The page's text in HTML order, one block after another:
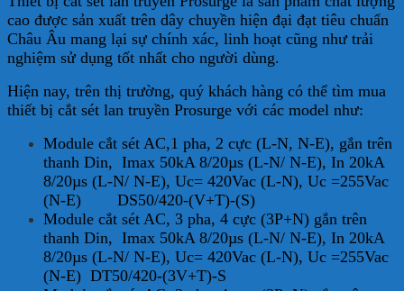
cao được sản xuất trên dây chuyền hiện đại đạt tiêu chuẩn
Châu Âu mang lại sự chính xác, linh hoạt cũng như trải
nghiệm sử dụng tốt nhất cho người dùng.
Hiện nay, trên thị trường, quý khách hàng có thể tìm mua
thiết bị cắt sét lan truyền Prosurge với các model như:
Module cắt sét AC,1 pha, 2 cực (L-N, N-E), gắn trên
thanh Din, Imax 50kA 8/20µs (L-N/ N-E), In 20kA
8/20µs (L-N/ N-E), Uc= 420Vac (L-N), Uc =255Vac
(N-E) DS50/420-(V+T)-(S)
Module cắt sét AC, 3 pha, 4 cực (3P+N) gắn trên
thanh Din, Imax 50kA 8/20µs (L-N/ N-E), In 20kA
8/20µs (L-N/ N-E), Uc= 420Vac (L-N), Uc =255Vac
(N-E) DT50/420-(3V+T)-S